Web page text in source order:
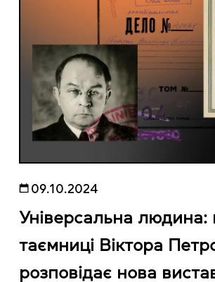
09.10.2024
Універсальна людина:
таємниці Віктора
розповідає нова